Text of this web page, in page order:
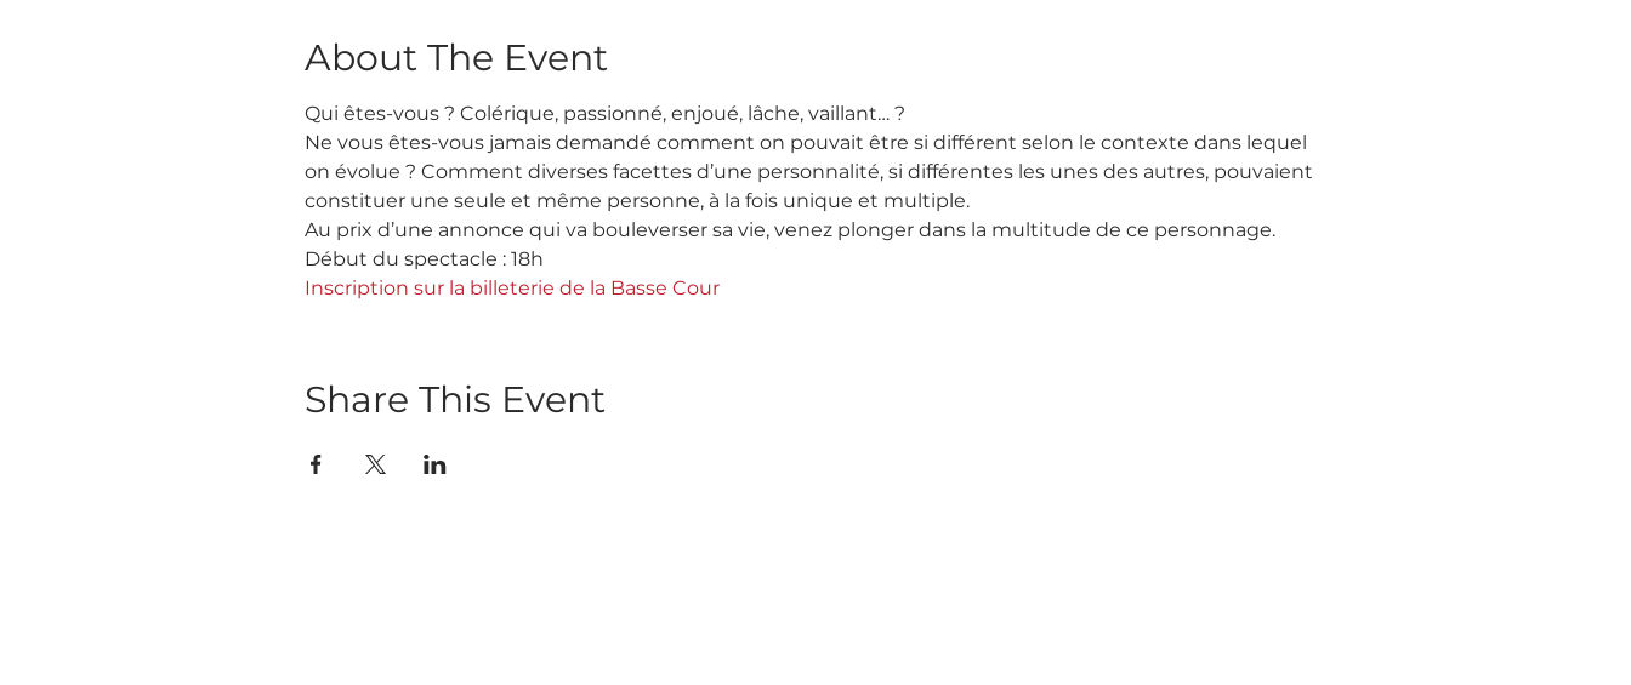
About The Event
Qui êtes-vous ? Colérique, passionné, enjoué, lâche, vaillant… ?
Ne vous êtes-vous jamais demandé comment on pouvait être si différent selon le contexte dans lequel
on évolue ? Comment diverses facettes d’une personnalité, si différentes les unes des autres, pouvaient
constituer une seule et même personne, à la fois unique et multiple.
Au prix d’une annonce qui va bouleverser sa vie, venez plonger dans la multitude de ce personnage.
Début du spectacle : 18h
Inscription sur la billeterie de la Basse Cour
Share This Event